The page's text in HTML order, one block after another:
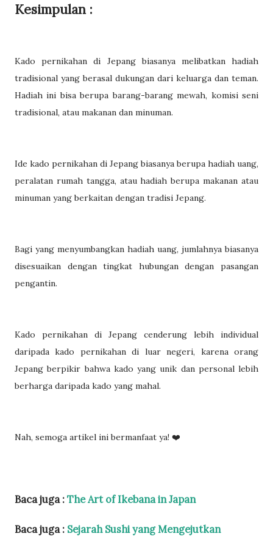
Kesimpulan :
Kado pernikahan di Jepang biasanya melibatkan hadiah
tradisional yang berasal dukungan dari keluarga dan teman.
Hadiah ini bisa berupa barang-barang mewah, komisi seni
tradisional, atau makanan dan minuman.
Ide kado pernikahan di Jepang biasanya berupa hadiah uang,
peralatan rumah tangga, atau hadiah berupa makanan atau
minuman yang berkaitan dengan tradisi Jepang.
Bagi yang menyumbangkan hadiah uang, jumlahnya biasanya
disesuaikan dengan tingkat hubungan dengan pasangan
pengantin.
Kado pernikahan di Jepang cenderung lebih individual
daripada kado pernikahan di luar negeri, karena orang
Jepang berpikir bahwa kado yang unik dan personal lebih
berharga daripada kado yang mahal.
Nah, semoga artikel ini bermanfaat ya! ❤️
Baca juga : The Art of Ikebana in Japan
Baca juga : Sejarah Sushi yang Mengejutkan